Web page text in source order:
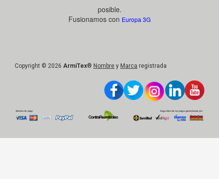
posible.
Fusionamos con Europa 3G
Copyright © 2026 ArmiTex® Nombre y Marca registrada